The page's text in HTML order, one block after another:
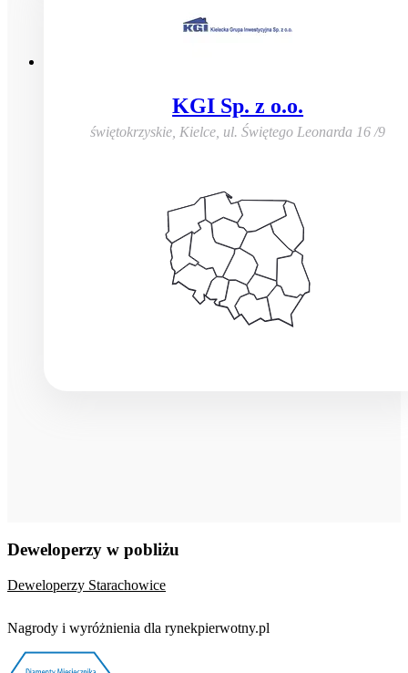
KGI Sp. z o.o.
świętokrzyskie, Kielce ul. Świętego Leonarda 16 /9
Deweloperzy w pobliżu
Deweloperzy Starachowice
Nagrody i wyróżnienia dla rynekpierwotny.pl